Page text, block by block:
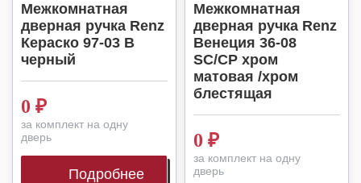
Межкомнатная
дверная ручка Renz
Кераско 97-03 B
черный
0 ₽
за комплект на одну
дверь
Подробнее
Межкомнатная
дверная ручка Renz
Венеция 36-08
SC/CP хром
матовая /хром
блестящая
0 ₽
за комплект на одну
дверь